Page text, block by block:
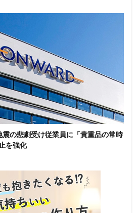
の悲劇受け従業員に「貴重品の常時
を強化